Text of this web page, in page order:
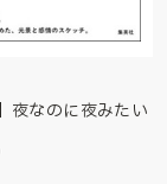
夜なのに夜みたい